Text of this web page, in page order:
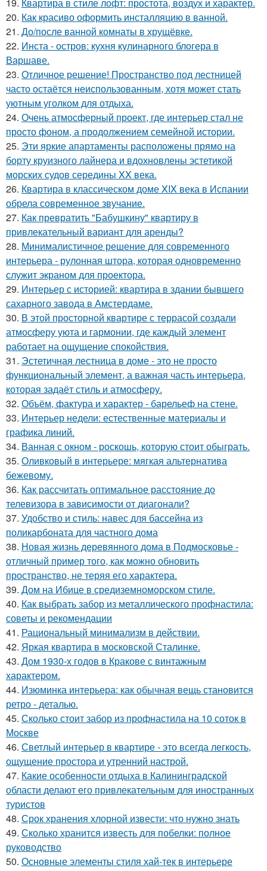
19. Квартира в стиле лофт: простота, воздух и характер.
20. Как красиво оформить инсталляцию в ванной.
21. До/после ванной комнаты в хрущёвке.
22. Инста - остров: кухня кулинарного блогера в
Варшаве.
23. Отличное решение! Пространство под лестницей
часто остаётся неиспользованным, хотя может стать
уютным уголком для отдыха.
24. Очень атмосферный проект, где интерьер стал не
просто фоном, а продолжением семейной истории.
25. Эти яркие апартаменты расположены прямо на
борту круизного лайнера и вдохновлены эстетикой
морских судов середины XX века.
26. Квартира в классическом доме XIX века в Испании
обрела современное звучание.
27. Как превратить "Бабушкину" квартиру в
привлекательный вариант для аренды?
28. Минималистичное решение для современного
интерьера - рулонная штора, которая одновременно
служит экраном для проектора.
29. Интерьер с историей: квартира в здании бывшего
сахарного завода в Амстердаме.
30. В этой просторной квартире с террасой создали
атмосферу уюта и гармонии, где каждый элемент
работает на ощущение спокойствия.
31. Эстетичная лестница в доме - это не просто
функциональный элемент, а важная часть интерьера,
которая задаёт стиль и атмосферу.
32. Объём, фактура и характер - барельеф на стене.
33. Интерьер недели: естественные материалы и
графика линий.
34. Ванная с окном - роскошь, которую стоит обыграть.
35. Оливковый в интерьере: мягкая альтернатива
бежевому.
36. Как рассчитать оптимальное расстояние до
телевизора в зависимости от диагонали?
37. Удобство и стиль: навес для бассейна из
поликарбоната для частного дома
38. Новая жизнь деревянного дома в Подмосковье -
отличный пример того, как можно обновить
пространство, не теряя его характера.
39. Дом на Ибице в средиземноморском стиле.
40. Как выбрать забор из металлического профнастила:
советы и рекомендации
41. Рациональный минимализм в действии.
42. Яркая квартира в московской Сталинке.
43. Дом 1930-х годов в Кракове с винтажным
характером.
44. Изюминка интерьера: как обычная вещь становится
ретро - деталью.
45. Сколько стоит забор из профнастила на 10 соток в
Москве
46. Светлый интерьер в квартире - это всегда легкость,
ощущение простора и утренний настрой.
47. Какие особенности отдыха в Калининградской
области делают его привлекательным для иностранных
туристов
48. Срок хранения хлорной извести: что нужно знать
49. Сколько хранится известь для побелки: полное
руководство
50. Основные элементы стиля хай-тек в интерьере